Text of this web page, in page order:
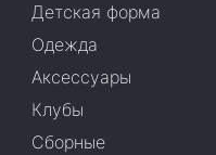
Детская форма
Одежда
Аксессуары
Клубы
Сборные